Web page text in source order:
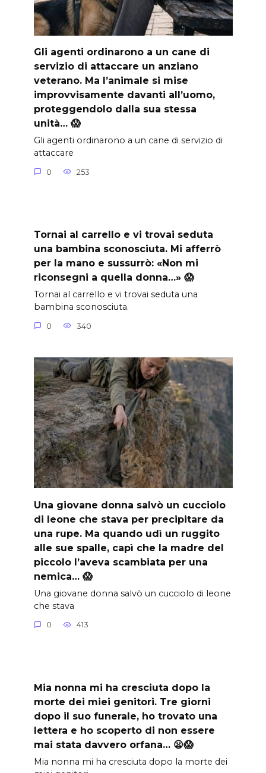
Gli agenti ordinarono a un cane di
servizio di attaccare un anziano
veterano. Ma l’animale si mise
improvvisamente davanti all’uomo,
proteggendolo dalla sua stessa
unità… 😱
Gli agenti ordinarono a un cane di servizio di
attaccare
0 253
Tornai al carrello e vi trovai seduta
una bambina sconosciuta. Mi afferrò
per la mano e sussurrò: «Non mi
riconsegni a quella donna…» 😱
Tornai al carrello e vi trovai seduta una
bambina sconosciuta.
0 340
Una giovane donna salvò un cucciolo
di leone che stava per precipitare da
una rupe. Ma quando udì un ruggito
alle sue spalle, capì che la madre del
piccolo l’aveva scambiata per una
nemica… 😱
Una giovane donna salvò un cucciolo di leone
che stava
0 413
Mia nonna mi ha cresciuta dopo la
morte dei miei genitori. Tre giorni
dopo il suo funerale, ho trovato una
lettera e ho scoperto di non essere
mai stata davvero orfana… 😦😱
Mia nonna mi ha cresciuta dopo la morte dei